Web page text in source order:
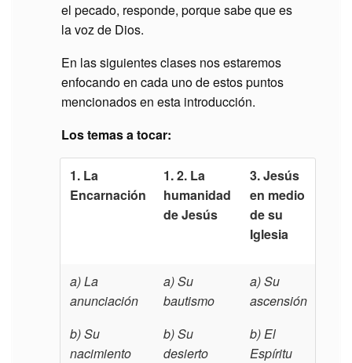
el pecado, responde, porque sabe que es
la voz de Dios.
En las siguientes clases nos estaremos
enfocando en cada uno de estos puntos
mencionados en esta introducción.
Los temas a tocar:
1. La
Encarnación
1.2. La
humanidad
de Jesús
3.Jesús
en medio
de su
Iglesia
a)La
anunciación
b)Su
nacimiento
a)Su
bautismo
b)Su
desierto
a)Su
ascensión
b)El
Espíritu